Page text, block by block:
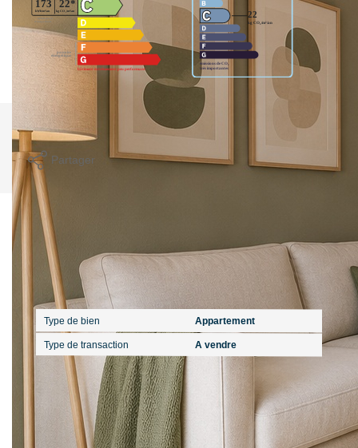
Partager Calculer mon budget
Caractéristiques détaillées
Général
Type de bien Appartement
Type de transaction A vendre
Localisation